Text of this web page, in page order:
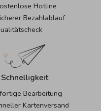
Hotline
Bezahlablauf
Schnelligkeit
Bearbeitung
Kartenversand